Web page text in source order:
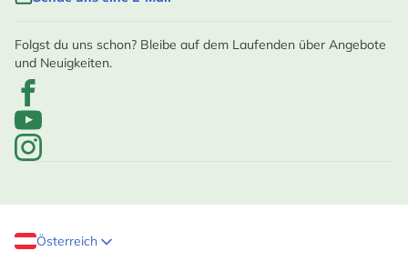
Folgst du uns schon? Bleibe auf dem Laufenden über Angebote
und Neuigkeiten.
Österreich